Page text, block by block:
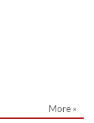
More »